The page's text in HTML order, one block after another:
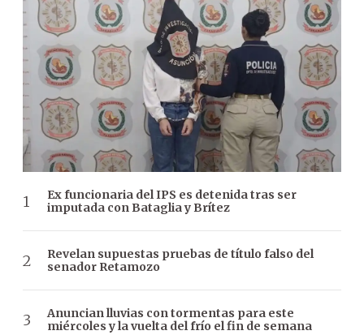
Ex funcionaria del IPS es detenida tras ser
imputada con Bataglia y Brítez
Revelan supuestas pruebas de título falso del
senador Retamozo
Anuncian lluvias con tormentas para este
miércoles y la vuelta del frío el fin de semana